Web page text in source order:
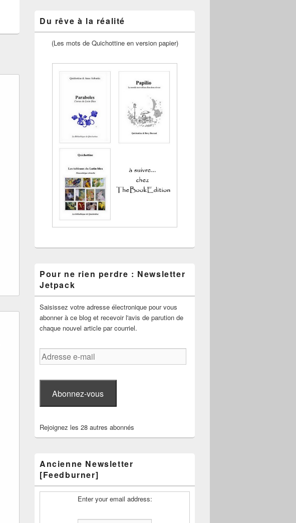
Du rêve à la réalité
(Les mots de Quichottine en version papier)
Pour ne rien perdre : Newsletter
Jetpack
Saisissez votre adresse électronique pour vous
abonner à ce blog et recevoir l'avis de parution de
chaque nouvel article par courriel.
Adresse
e-
Abonnez-vous
Rejoignez les 28 autres abonnés
Ancienne Newsletter
[Feedburner]
Enter your email address: